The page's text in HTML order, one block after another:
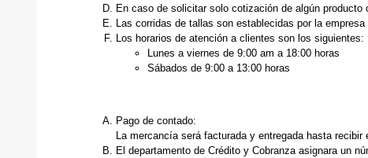
En caso de solicitar solo cotización de algún producto
Las corridas de tallas son establecidas por la
Los horarios de atención a clientes son los siguientes:
Lunes a viernes de 9:00 am a 18:00 horas
Sábados de 9:00 a 13:00 horas
Pago de contado:
La mercancía será facturada y entregada hasta
El departamento de Crédito y Cobranza asignara un